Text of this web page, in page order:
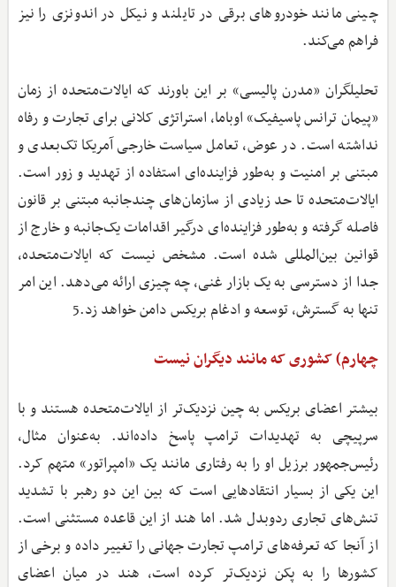
چینی مانند خودروهای برقی در تایلند و نیکل در اندونزی را نیز
فراهم می‌کند.
تحلیلگران «مدرن پالیسی» بر این باورند که ایالات‌متحده از زمان
«پیمان ترانس پاسیفیک» اوباما، استراتژی کلانی برای تجارت و رفاه
نداشته است. در عوض، تعامل سیاست خارجی آمریکا تک‌بعدی و
مبتنی بر امنیت و به‌طور فزاینده‌ای استفاده از تهدید و زور است.
ایالات‌متحده تا حد زیادی از سازمان‌های چندجانبه مبتنی بر قانون
فاصله گرفته و به‌طور فزاینده‌ای درگیر اقدامات یک‌جانبه و خارج از
قوانین بین‌المللی شده است. مشخص نیست که ایالات‌متحده،
جدا از دسترسی به یک بازار غنی، چه چیزی ارائه می‌دهد. این امر
تنها به گسترش، توسعه و ادغام بریکس دامن خواهد زد.5
چهارم) کشوری که مانند دیگران نیست
بیشتر اعضای بریکس به چین نزدیک‌تر از ایالات‌متحده هستند و با
سرپیچی به تهدیدات ترامپ پاسخ داده‌اند. به‌عنوان‌ مثال،
رئیس‌جمهور برزیل او را به رفتاری مانند یک «امپراتور» متهم کرد.
این یکی از بسیار انتقادهایی است که بین این دو رهبر با تشدید
تنش‌های تجاری ردوبدل شد. اما هند از این قاعده مستثنی است.
از آنجا‌ که تعرفه‌های ترامپ تجارت جهانی را تغییر داده و برخی از
کشورها را به پکن نزدیک‌تر کرده است، هند در میان اعضای